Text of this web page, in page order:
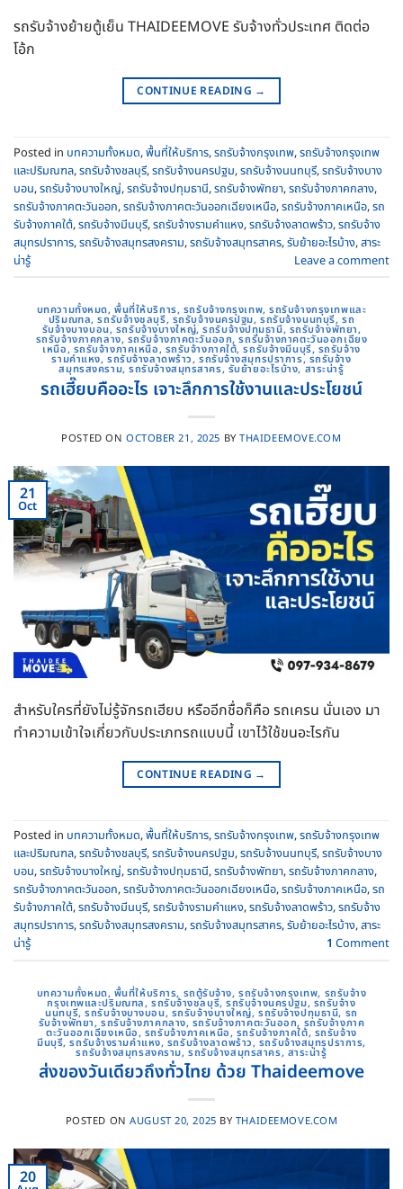
รถรับจ้างย้ายตู้เย็น THAIDEEMOVE รับจ้างทั่วประเทศ ติดต่อ
โอ้ก
CONTINUE READING →
Posted in บทความทั้งหมด,พื้นที่ให้บริการ,รถรับจ้างกรุงเทพ,รถรับจ้างกรุงเทพ
และปริมณฑล,รถรับจ้างชลบุรี,รถรับจ้างนครปฐม,รถรับจ้างนนทบุรี,รถรับจ้างบาง
บอน,รถรับจ้างบางใหญ่,รถรับจ้างปทุมธานี,รถรับจ้างพัทยา,รถรับจ้างภาคกลาง,
รถรับจ้างภาคตะวันออก,รถรับจ้างภาคตะวันออกเฉียงเหนือ,รถรับจ้างภาคเหนือ,รถ
รับจ้างภาคใต้,รถรับจ้างมีนบุรี,รถรับจ้างรามคําแหง,รถรับจ้างลาดพร้าว,รถรับจ้าง
สมุทรปราการ,รถรับจ้างสมุทรสงคราม,รถรับจ้างสมุทรสาคร,รับย้ายอะไรบ้าง,สาระ
น่ารู้
Leave a comment
บทความทั้งหมด,พื้นที่ให้บริการ, รถรับจ้างกรุงเทพ,รถรับจ้างกรุงเทพและ
ปริมณฑล,รถรับจ้างชลบุรี, รถรับจ้างนครปฐม,รถรับจ้างนนทบุรี, รถ
รับจ้างบางบอน, รถรับจ้างบางใหญ่,รถรับจ้างปทุมธานี, รถรับจ้างพัทยา,
รถรับจ้างภาคกลาง, รถรับจ้างภาคตะวันออก,รถรับจ้างภาคตะวันออกเฉียง
เหนือ, รถรับจ้างภาคเหนือ, รถรับจ้างภาคใต้,รถรับจ้างมีนบุรี, รถรับจ้าง
รามคําแหง,รถรับจ้างลาดพร้าว, รถรับจ้างสมุทรปราการ, รถรับจ้าง
สมุทรสงคราม,รถรับจ้างสมุทรสาคร, รับย้ายอะไรบ้าง,สาระน่ารู้
รถเฮี๊ยบคืออะไร เจาะลึกการใช้งานและประโยชน์
POSTED ON OCTOBER 21, 2025 BYTHAIDEEMOVE.COM
21
Oct
สำหรับใครที่ยังไม่รู้จักรถเฮียบ หรืออีกชื่อก็คือ รถเครน นั่นเอง มา
ทำความเข้าใจเกี่ยวกับประเภทรถแบบนี้ เขาไว้ใช้ขนอะไรกัน
CONTINUE READING →
Posted in บทความทั้งหมด,พื้นที่ให้บริการ,รถรับจ้างกรุงเทพ,รถรับจ้างกรุงเทพ
และปริมณฑล,รถรับจ้างชลบุรี,รถรับจ้างนครปฐม,รถรับจ้างนนทบุรี,รถรับจ้างบาง
บอน,รถรับจ้างบางใหญ่,รถรับจ้างปทุมธานี,รถรับจ้างพัทยา,รถรับจ้างภาคกลาง,
รถรับจ้างภาคตะวันออก,รถรับจ้างภาคตะวันออกเฉียงเหนือ,รถรับจ้างภาคเหนือ,รถ
รับจ้างภาคใต้,รถรับจ้างมีนบุรี,รถรับจ้างรามคําแหง,รถรับจ้างลาดพร้าว,รถรับจ้าง
สมุทรปราการ,รถรับจ้างสมุทรสงคราม,รถรับจ้างสมุทรสาคร,รับย้ายอะไรบ้าง,สาระ
น่ารู้
1 Comment
บทความทั้งหมด, พื้นที่ให้บริการ, รถตู้รับจ้าง,รถรับจ้างกรุงเทพ, รถรับจ้าง
กรุงเทพและปริมณฑล, รถรับจ้างชลบุรี,รถรับจ้างนครปฐม, รถรับจ้าง
นนทบุรี,รถรับจ้างบางบอน, รถรับจ้างบางใหญ่,รถรับจ้างปทุมธานี, รถ
รับจ้างพัทยา, รถรับจ้างภาคกลาง, รถรับจ้างภาคตะวันออก, รถรับจ้างภาค
ตะวันออกเฉียงเหนือ, รถรับจ้างภาคเหนือ, รถรับจ้างภาคใต้, รถรับจ้าง
มีนบุรี,รถรับจ้างรามคําแหง, รถรับจ้างลาดพร้าว, รถรับจ้างสมุทรปราการ,
รถรับจ้างสมุทรสงคราม,รถรับจ้างสมุทรสาคร, สาระน่ารู้
ส่งของวันเดียวถึงทั่วไทย ด้วย Thaideemove
POSTED ONAUGUST 20, 2025 BY THAIDEEMOVE.COM
20